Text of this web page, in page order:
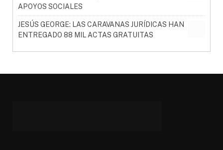
APOYOS SOCIALES
JESÚS GEORGE: LAS CARAVANAS JURÍDICAS HAN
ENTREGADO 88 MIL ACTAS GRATUITAS